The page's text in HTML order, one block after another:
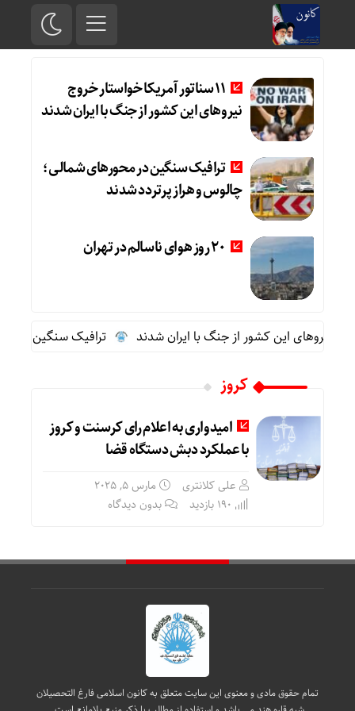
11 سناتور آمریکا خواستار خروج
نیروهای این کشور از جنگ با ایران شدند
ترافیک سنگین در محورهای شمالی؛
چالوس و هراز پرتردد شدند
20 روز هوای ناسالم در تهران
ترافیک سنگین در
کروز
امیدواری به اعلام رای کرسنت و کروز
با عملکرد دبش دستگاه قضا
علی کلانتری
مارس 5, 2025
بدون دیدگاه
تمام حقوق مادی و معنوی این سایت متعلق به کانون اسلامی فارغ التحصیلان